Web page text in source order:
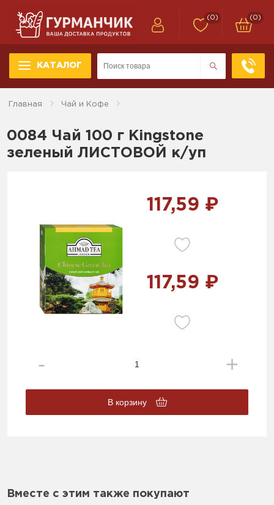
КАТАЛОГ
(0) (0)
Главная Чай и Кофе
0084 Чай 100 г Kingstone
зеленый ЛИСТОВОЙ к/уп
117,59 ₽
117,59 ₽
В корзину
Вместе с этим также покупают